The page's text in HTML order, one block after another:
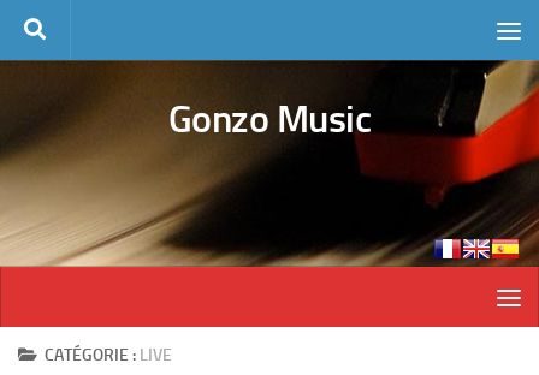
Skip to content
Gonzo Music
CATÉGORIE : LIVE